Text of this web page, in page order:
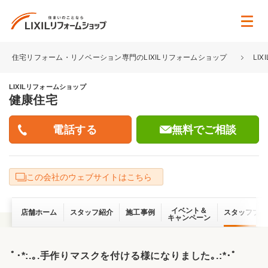
住宅リフォーム・リノベーション専門のLIXILリフォームショップ
LIXILリフォームショップ
健康住宅
無料でご相談
この会社のウェブサイトはこちら
店舗ホーム スタッフ紹介 施工事例
イベント＆
キャンペーン
スタッフブ
ﾟ･*:.｡.手作りマスクを付ける様になりました｡.:*･ﾟ